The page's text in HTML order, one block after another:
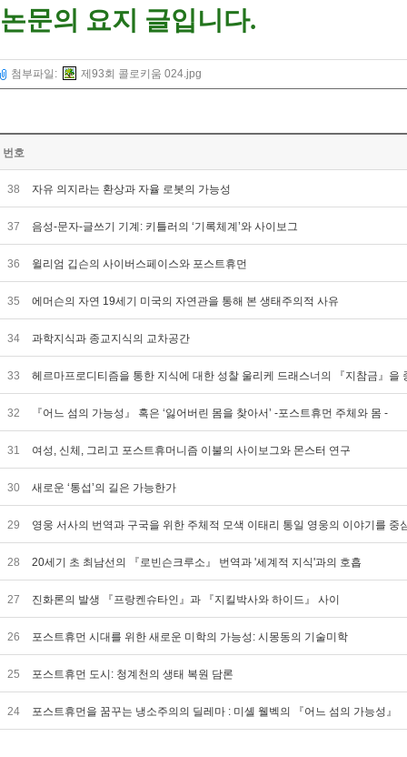
논문의 요지 글입니다.
첨부파일: 제93회 콜로키움 024.jpg
번호
38 자유 의지라는 환상과 자율 로봇의 가능성
37 음성-문자-글쓰기 기계: 키틀러의 ‘기록체계’와 사이보그
36 윌리엄 깁슨의 사이버스페이스와 포스트휴먼
35 에머슨의 자연 19세기 미국의 자연관을 통해 본 생태주의적 사유
34 과학지식과 종교지식의 교차공간
33 헤르마프로디티즘을 통한 지식에 대한 성찰 울리케 드래스너의 『지참금』을
32 『어느 섬의 가능성』 혹은 ‘잃어버린 몸을 찾아서’ -포스트휴먼 주체와 몸 -
31 여성, 신체, 그리고 포스트휴머니즘 이불의 사이보그와 몬스터 연구
30 새로운 ‘통섭’의 길은 가능한가
29 영웅 서사의 번역과 구국을 위한 주체적 모색 이태리 통일 영웅의 이야기를 중
28 20세기 초 최남선의 『로빈슨크루소』 번역과 '세계적 지식'과의 호흡
27 진화론의 발생 『프랑켄슈타인』과 『지킬박사와 하이드』 사이
26 포스트휴먼 시대를 위한 새로운 미학의 가능성: 시몽동의 기술미학
25 포스트휴먼 도시: 청계천의 생태 복원 담론
24 포스트휴먼을 꿈꾸는 냉소주의의 딜레마 : 미셸 웰벡의 『어느 섬의 가능성』